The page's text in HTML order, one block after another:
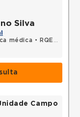
Silva
médica •
RQE 31410 - Reumatologia
Campo